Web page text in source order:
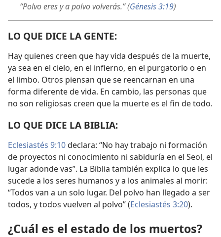
“Polvo eres y a polvo volverás.” (Génesis 3:19)
LO QUE DICE LA GENTE:
Hay quienes creen que hay vida después de la muerte,
ya sea en el cielo, en el infierno, en el purgatorio o en
el limbo. Otros piensan que se reencarnan en una
forma diferente de vida. En cambio, las personas que
no son religiosas creen que la muerte es el fin de todo.
LO QUE DICE LA BIBLIA:
Eclesiastés 9:10declara: “No hay trabajo ni formación
de proyectos ni conocimiento ni sabiduría en el Seol, el
lugar adonde vas”. La Biblia también explica lo que les
sucede a los seres humanos y a los animales al morir:
“Todos van a un solo lugar. Del polvo han llegado a ser
todos, y todos vuelven al polvo” (Eclesiastés 3:20).
¿Cuál es el estado de los muertos?